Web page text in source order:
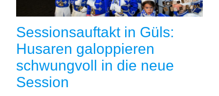
Sessionsauftakt in Güls:
Husaren galoppieren
schwungvoll in die neue
Session